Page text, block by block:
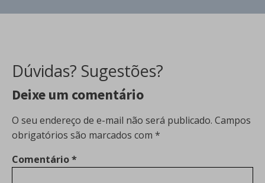
Dúvidas? Sugestões?
Deixe um comentário
O seu endereço de e-mail não será publicado. Campos
obrigatórios são marcados com *
Comentário*